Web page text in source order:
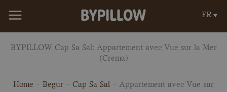
FR
BYPILLOW Cap Sa Sal: Appartement avec Vue sur la Mer
(Crema)
Home - Begur - Cap Sa Sal - Appartement avec Vue sur